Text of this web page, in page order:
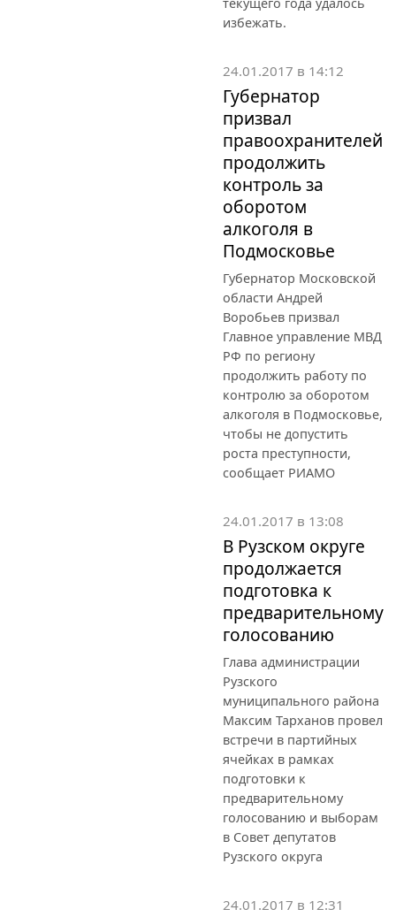
избежать.
24.01.2017 в 14:12
Губернатор
призвал
правоохранителей
продолжить
контроль за
оборотом
алкоголя в
Подмосковье
Губернатор Московской
области Андрей
Воробьев призвал
Главное управление МВД
РФ по региону
продолжить работу по
контролю за оборотом
алкоголя в Подмосковье,
чтобы не допустить
роста преступности,
сообщает РИАМО
24.01.2017 в 13:08
В Рузском округе
продолжается
подготовка к
предварительному
голосованию
Глава администрации
Рузского
муниципального района
Максим Тарханов провел
встречи в партийных
ячейках в рамках
подготовки к
предварительному
голосованию и выборам
в Совет депутатов
Рузского округа
24.01.2017 в 12:31